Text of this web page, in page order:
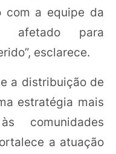
com a equipe da
afetado para
esclarece.
a distribuição de
estratégia mais
comunidades
a atuação